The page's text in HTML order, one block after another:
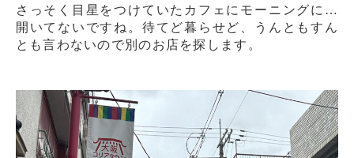
さっそく目星をつけていたカフェにモーニングに…
開いてないですね。待てど暮らせど、うんともすん
とも言わないので別のお店を探します。